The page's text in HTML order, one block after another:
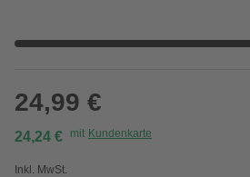
24,99 €
24,24 € mit Kundenkarte
Inkl. MwSt.